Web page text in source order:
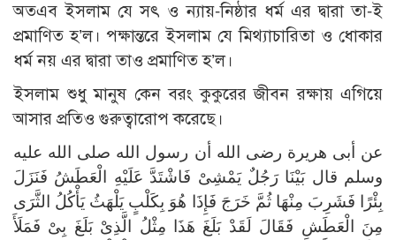
অতএব ইসলাম যে সৎ ও ন্যায়-নিষ্ঠার ধর্ম এর দ্বারা তা-ই
প্রমাণিত হ’ল। পক্ষান্তরে ইসলাম যে মিথ্যাচারিতা ও ধোকার
ধর্ম নয় এর দ্বারা তাও প্রমাণিত হ’ল।
ইসলাম শুধু মানুষ কেন বরং কুকুরের জীবন রক্ষায় এগিয়ে
আসার প্রতিও গুরুত্বারোপ করেছে।
عن أبى هريرة رضى الله أن رسول الله صلى الله عليه
وسلم قال بَيْنَا رَجُلٌ يَمْشِىْ فَاشْتَدَّ عَلَيْهِ الْعَطَشُ فَنَزَلَ
بِئْرًا فَشَرِبَ مِنْهَا ثُمَّ خَرَجَ فَإِذَا هُوَ بِكَلْبٍ يَلْهَثُ يَأْكُلُ الثَّرَى
مِنَ الْعَطَشِ فَقَالَ لَقَدْ بَلَغَ هَذَا مِثْلُ الَّذِىْ بَلَغَ بِىْ فَمَلَأَ